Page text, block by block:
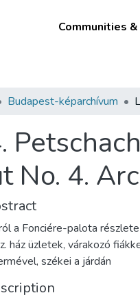
Communities
Budapest-képarchívum
No. 4.
a Fonciére-palota
ház üzletek, várakozó
székei a járdán